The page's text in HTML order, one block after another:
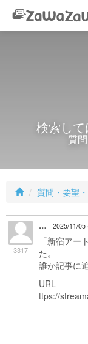
検索し
質
質問・要望
3317
… 2025/11/05
「新宿ア
た。
誰か記事に
URL
ttps://